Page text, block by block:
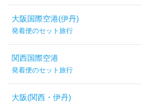
大阪国際空港(伊丹)
発着便のセット旅行
関西国際空港
発着便のセット旅行
大阪(関西・伊丹)